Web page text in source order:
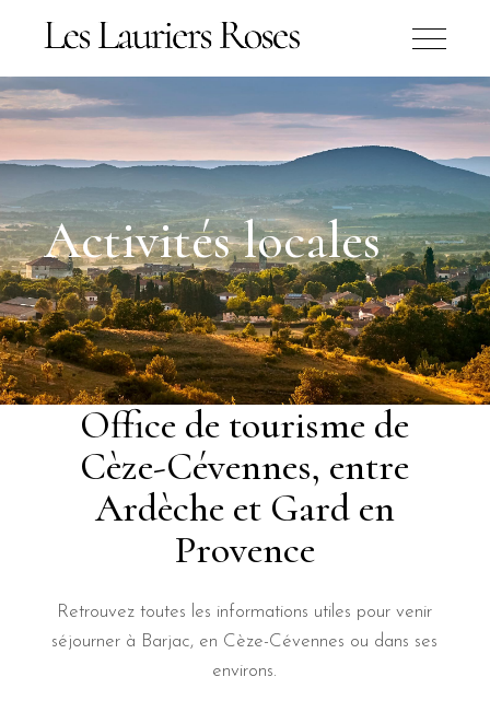
Activités locales
Office de tourisme de
Cèze-Cévennes, entre
Ardèche et Gard en
Provence
Retrouvez toutes les informations utiles pour venir
séjourner à Barjac, en Cèze-Cévennes ou dans ses
environs.